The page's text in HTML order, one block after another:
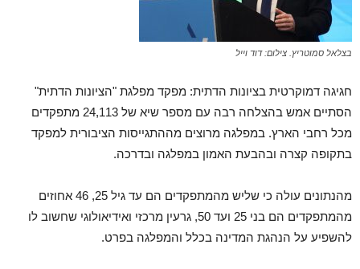
בצלאל סמוטריץ. צילום: דוד וייל
חגיגה דמוקרטית בציונות הדתית: מפקד מפלגת "הציונות הדתית"
הסתיים אמש בהצלחה רבה עם מספר שיא של 24,113 מתפקדים
מכל רחבי הארץ. במפלגה מרוצים מההתגייסות הציבורית למפקד
בתקופה קצרה ובהבעת האמון במפלגה ובדרכה.
מהנתונים עולה כי שליש מהמתפקדים הם עד גיל 25, 46 אחוזים
מהמתפקדים הם בני 25 ועד 50, גרעין מרכזי ואידיאולוגי שחשוב לו
להשפיע על הנהגת המדינה בכלל והמפלגה בפרט.